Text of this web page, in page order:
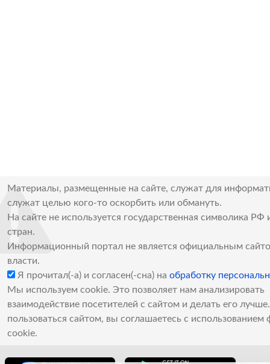
Материалы, размещенные на сайте, служат для
служат целью кого-то оскорбить или обмануть.
На сайте не используется государственная символика РФ
стран.
Информационный портал не является официальным
власти.
Я прочитал(-а) и согласен(-сна) на обработку
Мы используем cookie. Это позволяет нам анализировать
взаимодействие посетителей с сайтом и делать его
пользоваться сайтом, вы соглашаетесь с использованием
cookie.